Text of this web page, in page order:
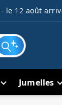
le 12 août
Jumelles